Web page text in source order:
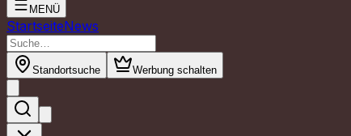
MENÜ
StartseiteNews
Standortsuche Werbung schalten